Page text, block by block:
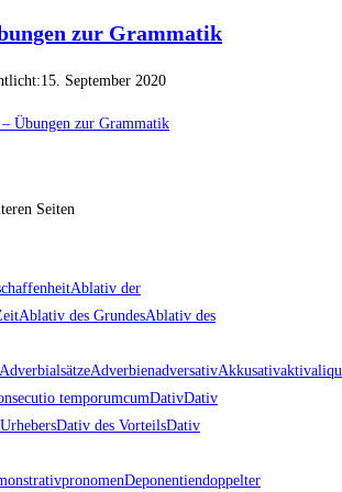
zur Grammatik
15. September 2020
Übungen zur Grammatik
Seiten
Ablativ der
Ablativ des GrundesAblativ des
AdverbialsätzeAdverbienadversativAkkusativaktiv
temporumcumDativDativ
Dativ des VorteilsDativ
Deponentiendoppelter